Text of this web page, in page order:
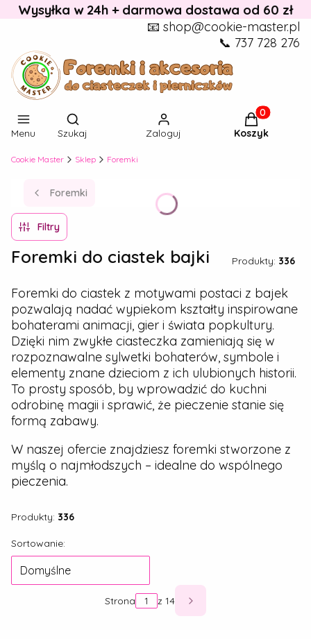
Wysyłka w 24h + darmowa dostawa od 60 zł
📧 shop@cookie-master.pl
📞 737 728 276
Menu
Otwórz wyszukiwarkę
Szukaj Zaloguj
Produkty w
Koszyk
Cookie Master Sklep Foremki
Foremki
Filtry
Foremki do ciastek bajki Produkty: 336
Foremki do ciastek z motywami postaci z bajek
pozwalają nadać wypiekom kształty inspirowane
bohaterami animacji, gier i świata popkultury.
Dzięki nim zwykłe ciasteczka zamieniają się w
rozpoznawalne sylwetki bohaterów, symbole i
elementy znane dzieciom z ich ulubionych historii.
To prosty sposób, by wprowadzić do kuchni
odrobinę magii i sprawić, że pieczenie stanie się
formą zabawy.
W naszej ofercie znajdziesz foremki stworzone z
myślą o najmłodszych – idealne do wspólnego
pieczenia.
Produkty: 336
Lista produktów
Sortowanie:
Domyślne
Strona z 14 Następne produkty